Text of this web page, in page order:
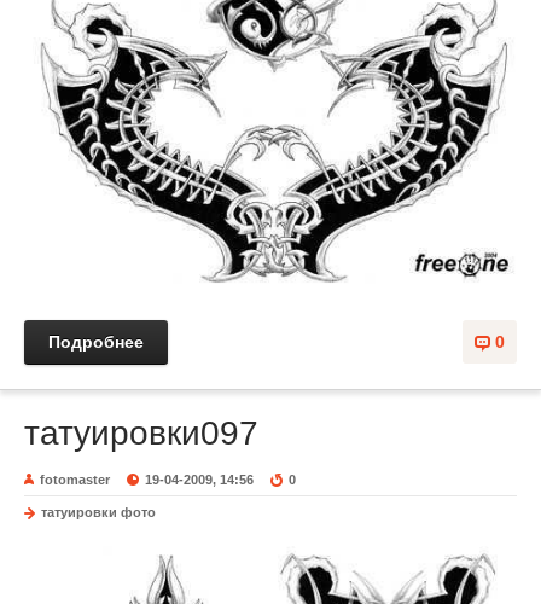
0
Подробнее
татуировки097
fotomaster 19-04-2009, 14:56 0
татуировки фото